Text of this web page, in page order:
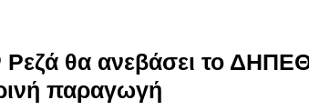
Ρεζά θα ανεβάσει το
παραγωγή